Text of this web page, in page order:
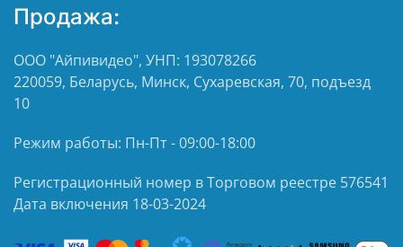
Продажа:
ООО "Айпивидео", УНП: 193078266
220059, Беларусь, Минск, Сухаревская, 70, подъезд
10
Режим работы: Пн-Пт - 09:00-18:00
Регистрационный номер в Торговом реестре 576541
Дата включения 18-03-2024